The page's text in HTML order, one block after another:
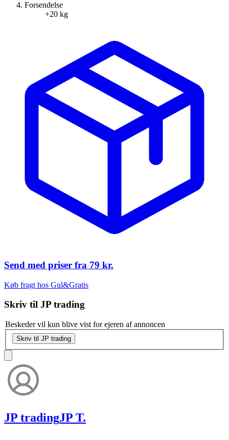
Forsendelse
+20 kg
Send med priser fra 79 kr.
Køb fragt hos Gul&Gratis
Skriv til JP trading
Beskeder vil kun blive vist for ejeren af annoncen
Skriv til JP trading
JP tradingJP T.